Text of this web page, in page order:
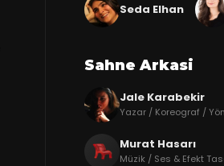
Seda Elhan
Sahne Arkasi
Jale Karabekir
Yazar / Koreograf /
Murat Hasarı
Müzik / Ses & Efekt